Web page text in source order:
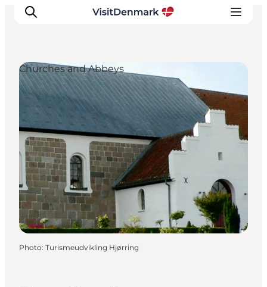
Inspirations
Destinations
Quoi faire
Hébergements
Planifiez votre voyage
Churches and Abbeys
Photo: Turismeudvikling Hjørring